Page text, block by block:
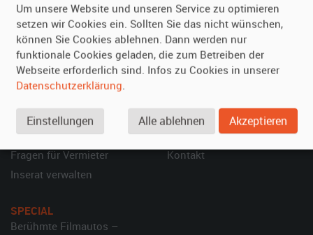
Leistungen
Referenzen
Kundenmeinungen
Erweiterte Suche
Fragen für Mieter
Service
Vermieten
Oldtimer anmelden
Fotos senden
Fragen für Vermieter
Inserat verwalten
Häufige Fragen (FAQ)
So funktioniert's
Kontakt
SPECIAL
Berühmte Filmautos –
Um unsere Website und unseren Service zu optimieren
setzen wir Cookies ein. Sollten Sie das nicht wünschen,
können Sie Cookies ablehnen. Dann werden nur
funktionale Cookies geladen, die zum Betreiben der
Webseite erforderlich sind. Infos zu Cookies in unserer
Datenschutzerklärung.
Einstellungen Alle ablehnen Akzeptieren